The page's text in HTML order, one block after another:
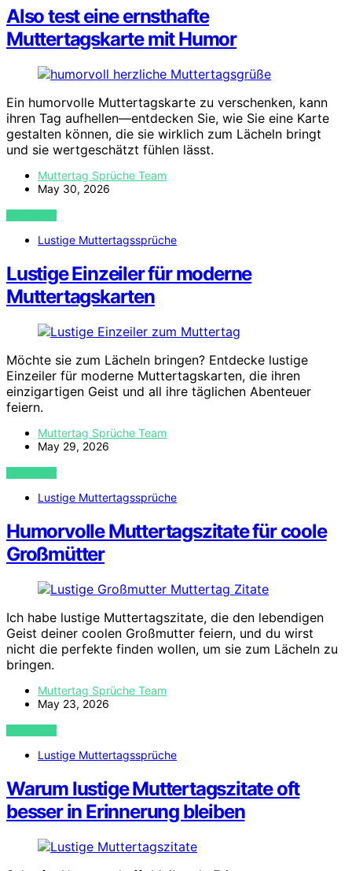
Also test eine ernsthafte
Muttertagskarte mit Humor
Ein humorvolle Muttertagskarte zu verschenken, kann
ihren Tag aufhellen—entdecken Sie, wie Sie eine Karte
gestalten können, die sie wirklich zum Lächeln bringt
und sie wertgeschätzt fühlen lässt.
Muttertag Sprüche Team
May 30, 2026
VIEW POST
Lustige Muttertagssprüche
Lustige Einzeiler für moderne
Muttertagskarten
Möchte sie zum Lächeln bringen? Entdecke lustige
Einzeiler für moderne Muttertagskarten, die ihren
einzigartigen Geist und all ihre täglichen Abenteuer
feiern.
Muttertag Sprüche Team
May 29, 2026
VIEW POST
Lustige Muttertagssprüche
Humorvolle Muttertagszitate für coole
Großmütter
Ich habe lustige Muttertagszitate, die den lebendigen
Geist deiner coolen Großmutter feiern, und du wirst
nicht die perfekte finden wollen, um sie zum Lächeln zu
bringen.
Muttertag Sprüche Team
May 23, 2026
VIEW POST
Lustige Muttertagssprüche
Warum lustige Muttertagszitate oft
besser in Erinnerung bleiben